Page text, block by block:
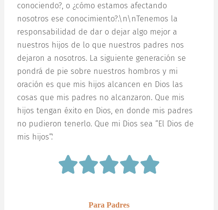
conociendo?, o ¿cómo estamos afectando
nosotros ese conocimiento?.\n\nTenemos la
responsabilidad de dar o dejar algo mejor a
nuestros hijos de lo que nuestros padres nos
dejaron a nosotros. La siguiente generación se
pondrá de pie sobre nuestros hombros y mi
oración es que mis hijos alcancen en Dios las
cosas que mis padres no alcanzaron. Que mis
hijos tengan éxito en Dios, en donde mis padres
no pudieron tenerlo. Que mi Dios sea “El Dios de
mis hijos”.'
Para Padres